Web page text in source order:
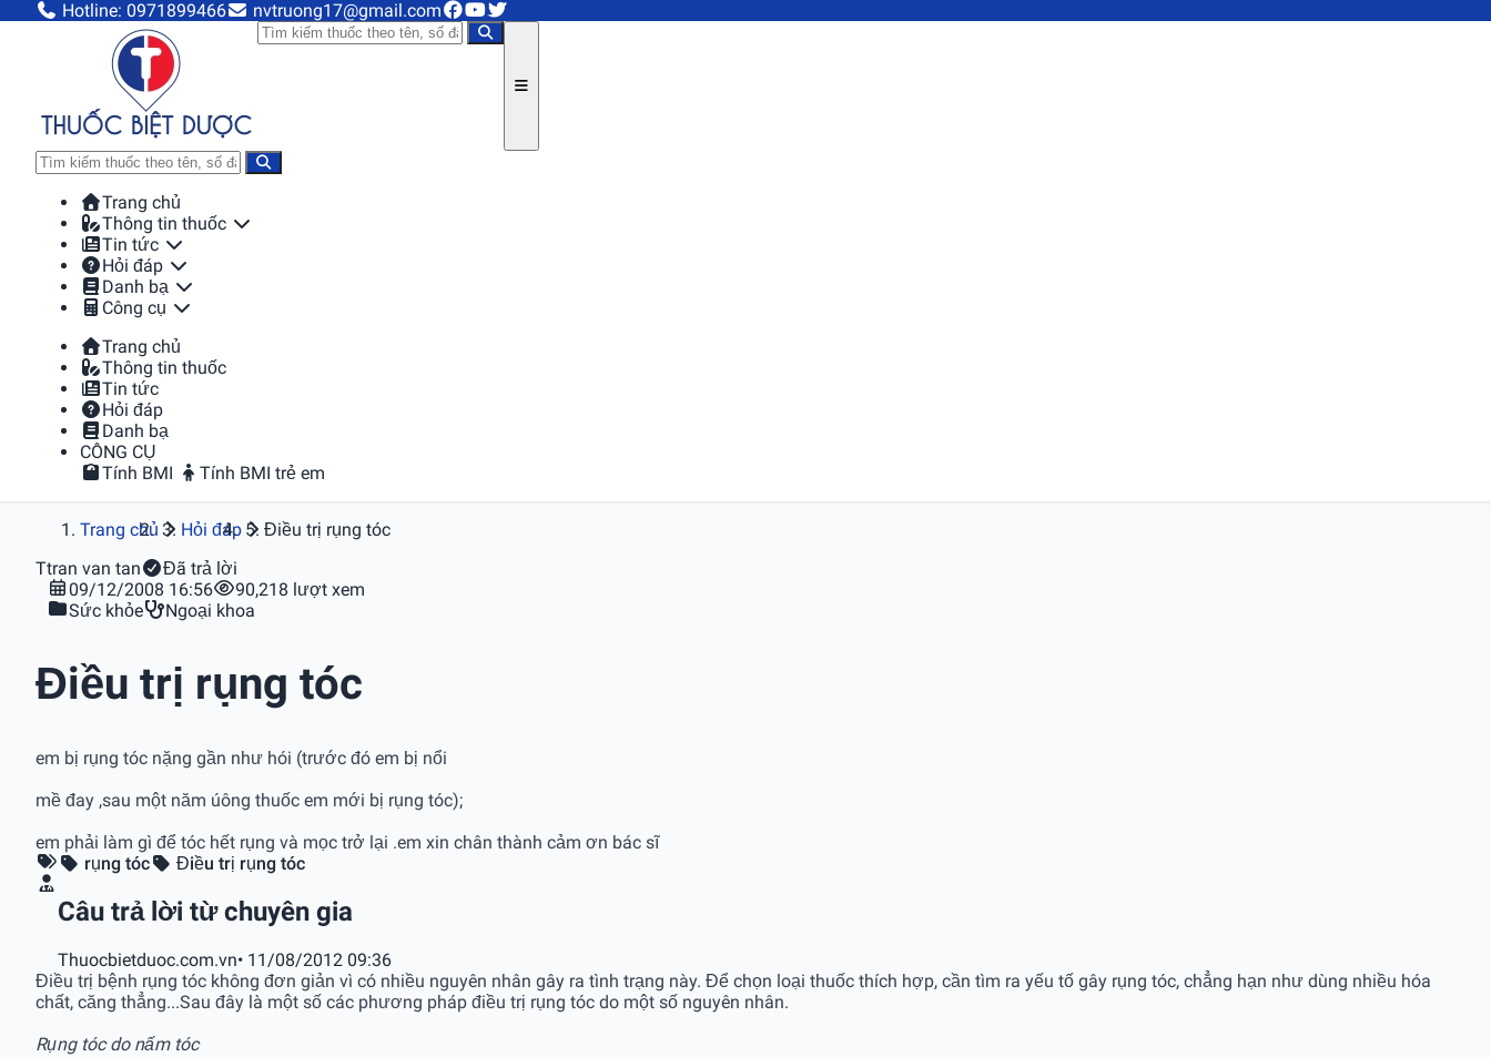
Hotline: 0971899466 nvtruong17@gmail.com
Trang chủ
Thông tin thuốc
Tin tức
Hỏi đáp
Danh bạ
Công cụ
Trang chủ
Thông tin thuốc
Tin tức
Hỏi đáp
Danh bạ
CÔNG CỤ
Tính BMI
Tính BMI trẻ em
Trang chủ Hỏi đáp
Điều trị rụng tóc
Ttran van tan
Đã trả lời
09/12/2008 16:56
90,218 lượt xem
Sức khỏe
Ngoại khoa
Điều trị rụng tóc
em bị rụng tóc nặng gần như hói (trước đó em bị nổi
mề đay ,sau một năm úông thuốc em mới bị rụng tóc);
em phải làm gì để tóc hết rụng và mọc trở lại .em xin chân thành cảm ơn bác sĩ
rụng tóc
Điều trị rụng tóc
Câu trả lời từ chuyên gia
Thuocbietduoc.com.vn• 11/08/2012 09:36
Điều trị bệnh rụng tóc không đơn giản vì có nhiều nguyên nhân gây ra tình trạng này. Để chọn loại thuốc thích hợp, cần tìm ra yếu tố gây rụng tóc, chẳng hạn như dùng nhiều hóa
chất, căng thẳng...Sau đây là một số các phương pháp điều trị rụng tóc do một số nguyên nhân.
Rụng tóc do nấm tóc